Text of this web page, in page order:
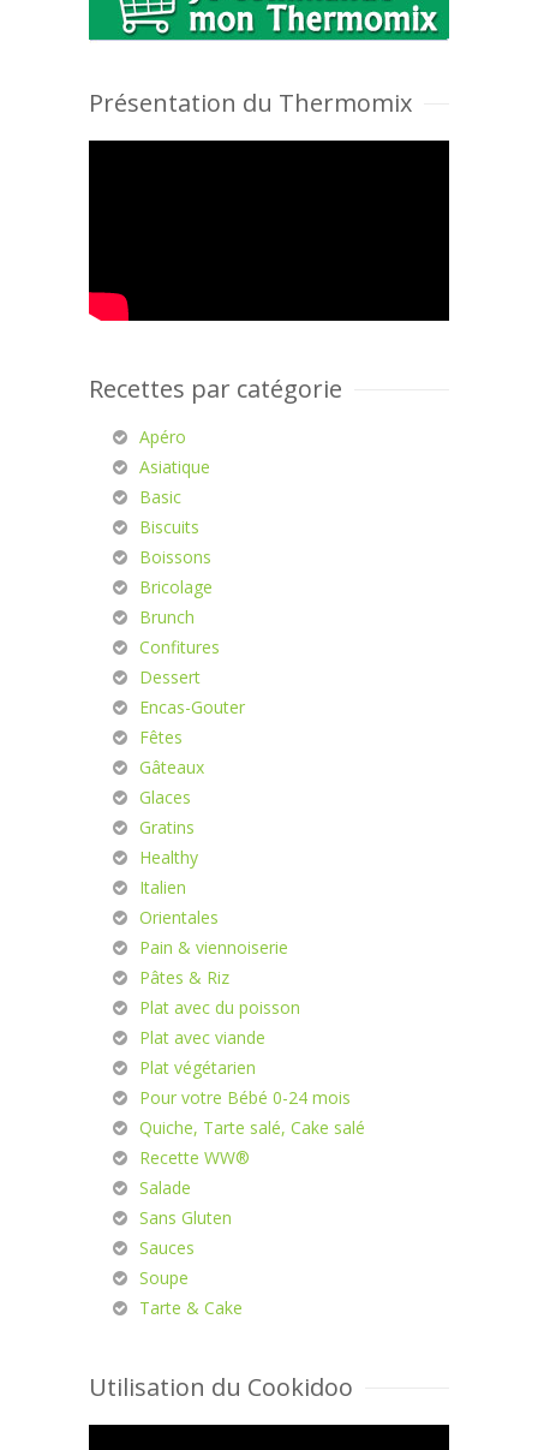
Présentation du Thermomix
Recettes par catégorie
Apéro
Asiatique
Basic
Biscuits
Boissons
Bricolage
Brunch
Confitures
Dessert
Encas-Gouter
Fêtes
Gâteaux
Glaces
Gratins
Healthy
Italien
Orientales
Pain & viennoiserie
Pâtes & Riz
Plat avec du poisson
Plat avec viande
Plat végétarien
Pour votre Bébé 0-24 mois
Quiche, Tarte salé, Cake salé
Recette WW®
Salade
Sans Gluten
Sauces
Soupe
Tarte & Cake
Utilisation du Cookidoo